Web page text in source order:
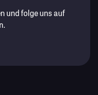
und folge uns auf